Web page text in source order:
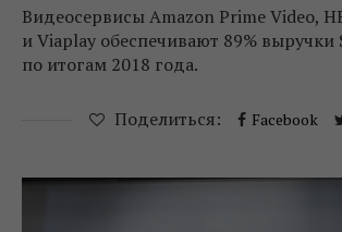
Видеосервисы Amazon Prime Video,
и Viaplay обеспечивают 89% выручки
по итогам 2018 года.
Поделиться: Facebook